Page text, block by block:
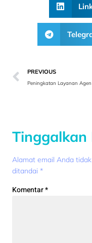
PREVIOUS
Tinggalkan
Alamat email Anda
ditandai *
Komentar*